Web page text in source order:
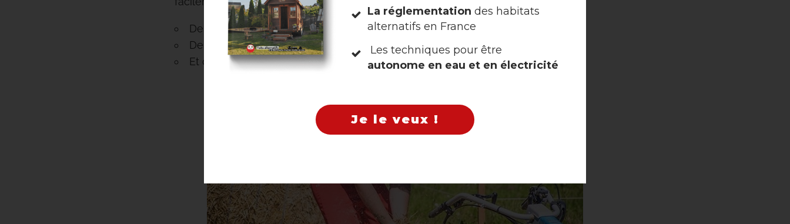
De la paille
De la terre
Et de l’eau
La réglementation des habitats
alternatifs en France
Les techniques pour être
autonome en eau et en électricité
Je le veux !